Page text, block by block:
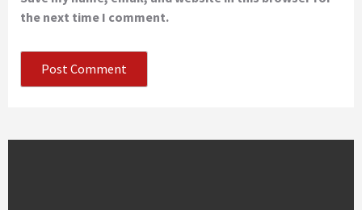
the next time I comment.